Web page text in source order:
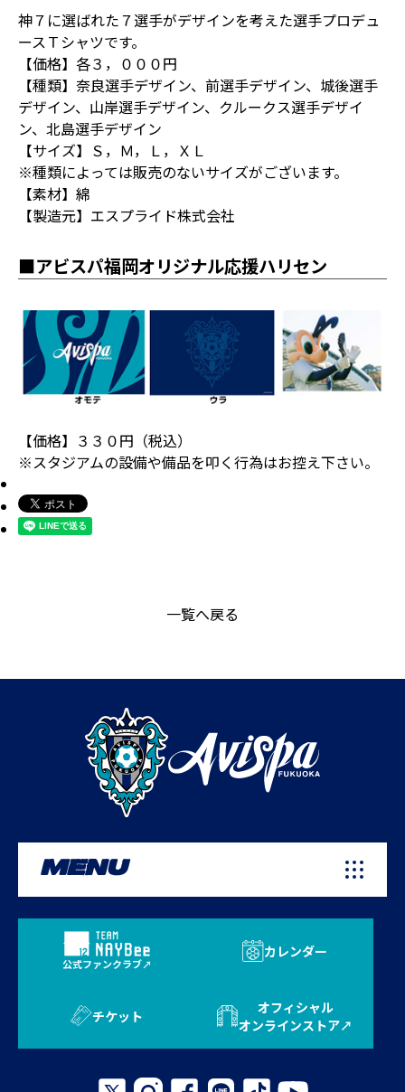
神７に選ばれた７選手がデザインを考えた選手プロデュ
ースＴシャツです。
【価格】各３，０００円
【種類】奈良選手デザイン、前選手デザイン、城後選手
デザイン、山岸選手デザイン、クルークス選手デザイ
ン、北島選手デザイン
【サイズ】Ｓ，Ｍ，Ｌ，ＸＬ
※種類によっては販売のないサイズがございます。
【素材】綿
【製造元】エスプライド株式会社
■アビスパ福岡オリジナル応援ハリセン
【価格】３３０円（税込）
※スタジアムの設備や備品を叩く行為はお控え下さい。
一覧へ戻る
MENU
公式ファンクラブ
カレンダー
チケット
オフィシャル
オンラインストア